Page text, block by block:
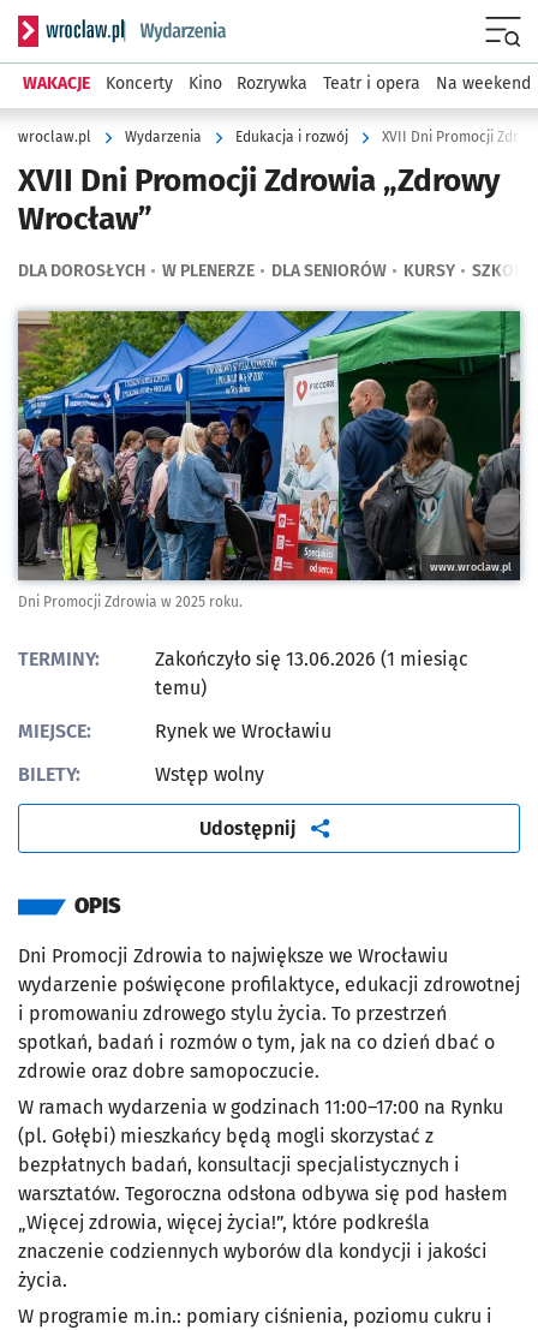
Serwis informacyjny wroclaw.pl podserwis: Wydarzenia
WAKACJE Koncerty Kino Rozrywka Teatr i opera Na weekend
wroclaw.pl Wydarzenia Edukacja i rozwój XVII Dni Promocji
XVII Dni Promocji Zdrowia „Zdrowy
Wrocław”
DLA DOROSŁYCH W PLENERZE DLA SENIORÓW KURSY
Kliknij, aby powiększyć
www.wroclaw.pl
Dni Promocji Zdrowia w 2025 roku.
TERMINY:
Zakończyło się 13.06.2026 (1 miesiąc
temu)
MIEJSCE:
Rynek we Wrocławiu
BILETY:
Wstęp wolny
Udostępnij artykuł
OPIS
Dni Promocji Zdrowia to największe we Wrocławiu
wydarzenie poświęcone profilaktyce, edukacji zdrowotnej
i promowaniu zdrowego stylu życia. To przestrzeń
spotkań, badań i rozmów o tym, jak na co dzień dbać o
zdrowie oraz dobre samopoczucie.
W ramach wydarzenia w godzinach 11:00–17:00 na Rynku
(pl. Gołębi) mieszkańcy będą mogli skorzystać z
bezpłatnych badań, konsultacji specjalistycznych i
warsztatów. Tegoroczna odsłona odbywa się pod hasłem
„Więcej zdrowia, więcej życia!”, które podkreśla
znaczenie codziennych wyborów dla kondycji i jakości
życia.
W programie m.in.: pomiary ciśnienia, poziomu cukru i